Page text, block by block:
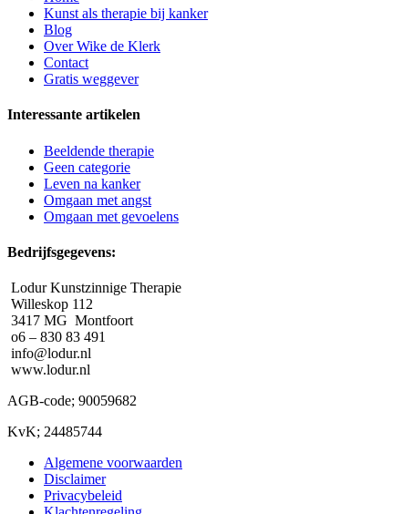
Kunst als therapie bij kanker
Blog
Over Wike de Klerk
Contact
Gratis weggever
Interessante artikelen
Beeldende therapie
Geen categorie
Leven na kanker
Omgaan met angst
Omgaan met gevoelens
Bedrijfsgegevens:
Lodur Kunstzinnige Therapie
Willeskop 112
3417 MG Montfoort
o6 – 830 83 491
info@lodur.nl
www.lodur.nl
AGB-code; 90059682
KvK; 24485744
Algemene voorwaarden
Disclaimer
Privacybeleid